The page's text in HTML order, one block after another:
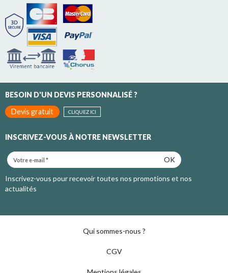
BESOIN D'UN DEVIS PERSONNALISÉ ?
Devis gratuit
CLIQUEZ ICI
INSCRIVEZ-VOUS À NOTRE NEWSLETTER
OK
Inscrivez-vous pour recevoir toutes nos promotions et nos
actualités
Qui sommes-nous ?
CGV